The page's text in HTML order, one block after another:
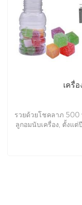
เครื่อ
เวลานำ 15 วัน. 6S ผู้
บัตร 6S. รับประกัน
หมีเหนียวหมี CE ที่จ
OEM/ODM/GMP/